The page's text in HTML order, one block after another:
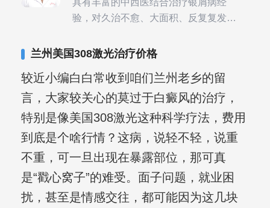
验，对久治不愈、大面积、反复复发性
兰州美国308激光治疗价格
较近小编白白常收到咱们兰州老乡的留
言，大家较关心的莫过于白癜风的治疗，
特别是像美国308激光这种科学疗法，费用
到底是个啥行情？这病，说轻不轻，说重
不重，可一旦出现在暴露部位，那可真
是“戳心窝子”的难受。面子问题，就业困
扰，甚至是情感交往，都可能因为这几块